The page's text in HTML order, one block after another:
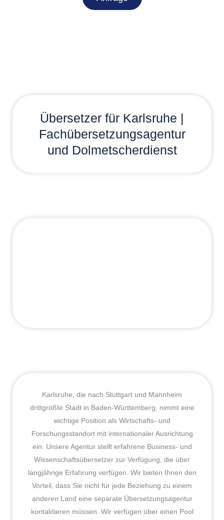
Übersetzer für Karlsruhe |
Fachübersetzungsagentur
und Dolmetscherdienst
Karlsruhe, die nach Stuttgart und Mannheim
drittgrößte Stadt in Baden-Württemberg, nimmt eine
wichtige Position als Wirtschafts- und
Forschungsstandort mit internationaler Ausrichtung
ein. Unsere Agentur stellt erfahrene Business- und
Wissenschaftsübersetzer zur Verfügung, die über
langjährige Erfahrung verfügen. Wir bieten Ihnen den
Vorteil, dass Sie nicht für jede Beziehung zu einem
anderen Land eine separate Übersetzungsagentur
kontaktieren müssen. Wir verfügen über einen Pool